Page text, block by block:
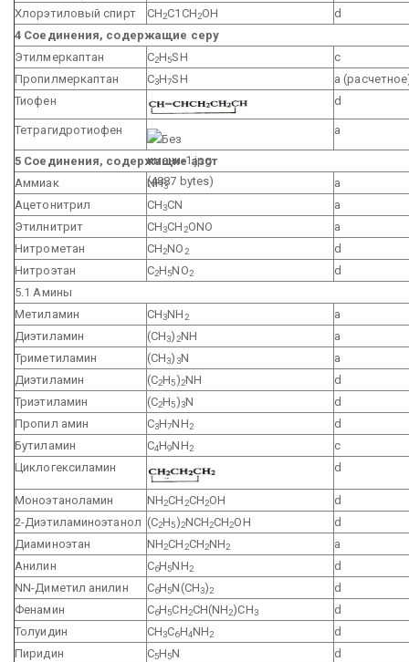
Хлорэтиловый спирт
СН2С1СН2ОН
d
4 Соединения, содержащие серу
Этилмеркаптан
C2H5SH
с
Пропилмеркаптан
C3H7SH
а
Тиофен
d
Тетрагидротиофен a
5 Соединения, содержащие азот
Аммиак
NH3
a
Ацетонитрил
CH3CN
a
Этилнитрит
CH3CH2ONO
a
Нитрометан
CH2NO2
d
Нитроэтан
C2H5NO2
d
5.1 Амины
Метиламин
CH3NH2
a
Диэтиламин
(CH3)2NH
a
Триметиламин
(CH3)3N
a
Диэтиламин
(C2H5)2NH
d
Триэтиламин
(C2H5)3N
d
Пропил амин
C3H7NH2
d
Бутиламин
C4H9NH2
с
Циклогексиламин
d
Моноэтаноламин NH2CH2CH2OH
d
2-Диэтиламиноэтанол (C2H5)2NCH2CH2OH
d
Диаминоэтан
NH2CH2CH2NH2
a
Анилин
C6H5NH2
d
NN-Диметил анилин
C6H5N(CH3)2
d
Фенамин
C6H5CH2CH(NH2)CH3
d
Толуидин
CH3C6H4NH2
d
Пиридин
C5H5N
d